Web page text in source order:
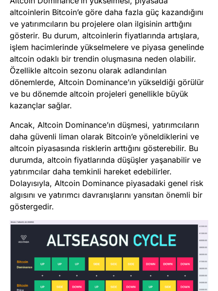
altcoinlerin Bitcoin’e göre daha fazla güç kazandığını
ve yatırımcıların bu projelere olan ilgisinin arttığını
gösterir. Bu durum, altcoinlerin fiyatlarında artışlara,
işlem hacimlerinde yükselmelere ve piyasa genelinde
altcoin odaklı bir trendin oluşmasına neden olabilir.
Özellikle altcoin sezonu olarak adlandırılan
dönemlerde, Altcoin Dominance’ın yükseldiği görülür
ve bu dönemde altcoin projeleri genellikle büyük
kazançlar sağlar.
Ancak, Altcoin Dominance’ın düşmesi, yatırımcıların
daha güvenli liman olarak Bitcoin’e yöneldiklerini ve
altcoin piyasasında risklerin arttığını gösterebilir. Bu
durumda, altcoin fiyatlarında düşüşler yaşanabilir ve
yatırımcılar daha temkinli hareket edebilirler.
Dolayısıyla, Altcoin Dominance piyasadaki genel risk
algısını ve yatırımcı davranışlarını yansıtan önemli bir
göstergedir.